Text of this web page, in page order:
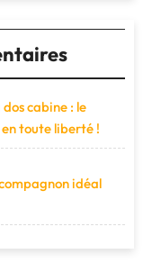
dos cabine : le
toute liberté !
idéal